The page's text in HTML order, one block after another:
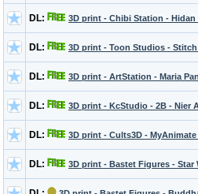
DL: 3D print - Chibi Station -
DL: 3D print - Toon Studios - Stitch
DL: 3D print - ArtStation - Maria
DL: 3D print - KcStudio - 2B - Nier
DL: 3D print - Cults3D -
DL: 3D print - Bastet Figures - Star